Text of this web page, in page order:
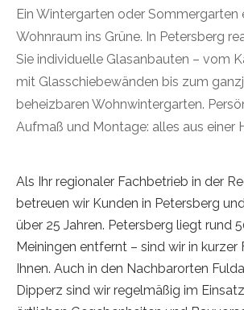
Ein Wintergarten oder Sommergarten
Wohnraum ins Grüne. In Petersberg
Sie individuelle Glasanbauten – vom
mit Glasschiebewänden bis zum
beheizbaren Wohnwintergarten.
Aufmaß und Montage: alles aus einer
Als Ihr regionaler Fachbetrieb in der
betreuen wir Kunden in Petersberg
über 25 Jahren. Petersberg liegt rund
Meiningen entfernt – sind wir in kurzer
Ihnen. Auch in den Nachbarorten
Dipperz sind wir regelmäßig im